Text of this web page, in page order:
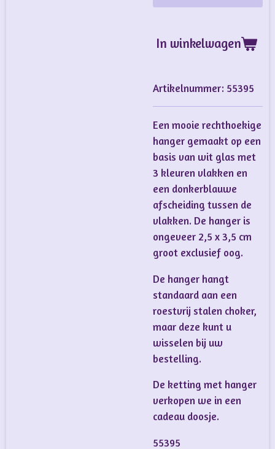
In winkelwagen
Artikelnummer: 55395
Een mooie rechthoekige
hanger gemaakt op een
basis van wit glas met
3 kleuren vlakken en
een donkerblauwe
afscheiding tussen de
vlakken. De hanger is
ongeveer 2,5 x 3,5 cm
groot exclusief oog.
De hanger hangt
standaard aan een
roestvrij stalen choker,
maar deze kunt u
wisselen bij uw
bestelling.
De ketting met hanger
verkopen we in een
cadeau doosje.
55395